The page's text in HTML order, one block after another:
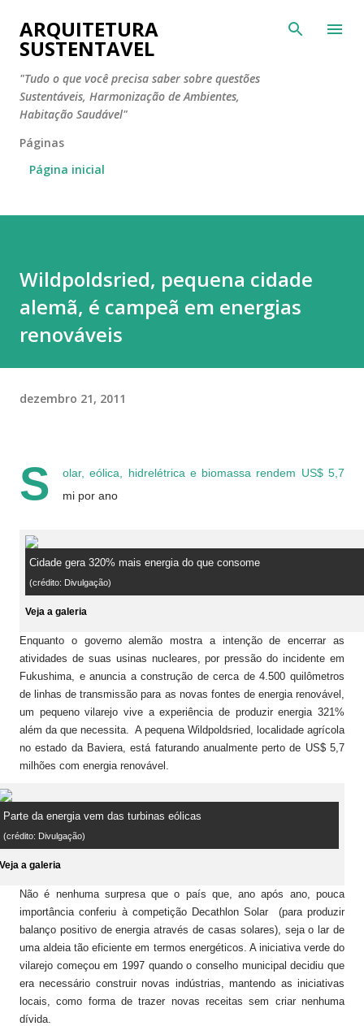
Pular para o conteúdo principal
ARQUITETURA
SUSTENTAVEL
"Tudo o que você precisa saber sobre questões
Sustentáveis, Harmonização de Ambientes,
Habitação Saudável"
Páginas
Página inicial
Wildpoldsried, pequena cidade
alemã, é campeã em energias
renováveis
dezembro 21, 2011
S
olar, eólica, hidrelétrica e biomassa rendem US$ 5,7
mi por ano
Cidade gera 320% mais energia do que consome
(crédito: Divulgação)
Veja a galeria
Enquanto o governo alemão mostra a intenção de encerrar as
atividades de suas usinas nucleares, por pressão do incidente em
Fukushima, e anuncia a construção de cerca de 4.500 quilômetros
de linhas de transmissão para as novas fontes de energia renovável,
um pequeno vilarejo vive a experiência de produzir energia 321%
além da que necessita. A pequena Wildpoldsried, localidade agrícola
no estado da Baviera, está faturando anualmente perto de US$ 5,7
milhões com energia renovável.
Parte da energia vem das turbinas eólicas
(crédito: Divulgação)
Veja a galeria
Não é nenhuma surpresa que o país que, ano após ano, pouca
importância conferiu à competição Decathlon Solar (para produzir
balanço positivo de energia através de casas solares), seja o lar de
uma aldeia tão eficiente em termos energéticos. A iniciativa verde do
vilarejo começou em 1997 quando o conselho municipal decidiu que
era necessário construir novas indústrias, mantendo as iniciativas
locais, como forma de trazer novas receitas sem criar nenhuma
dívida.